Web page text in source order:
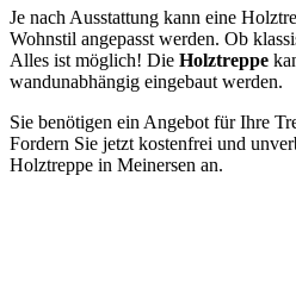
Je nach Ausstattung kann eine
Wohnstil angepasst werden. Ob
Alles ist möglich! Die Holztreppe
wandunabhängig eingebaut werden.
Sie benötigen ein Angebot für Ihre
Fordern Sie jetzt kostenfrei und
Holztreppe in Meinersen an.